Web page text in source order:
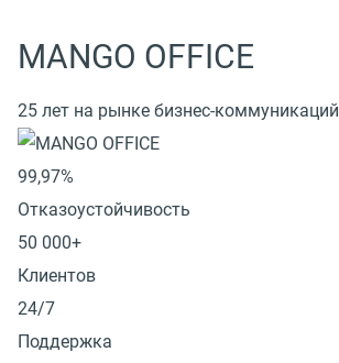
MANGO OFFICE
25 лет на рынке бизнес-коммуникаций
99,97%
Отказоустойчивость
50 000+
Клиентов
24/7
Поддержка